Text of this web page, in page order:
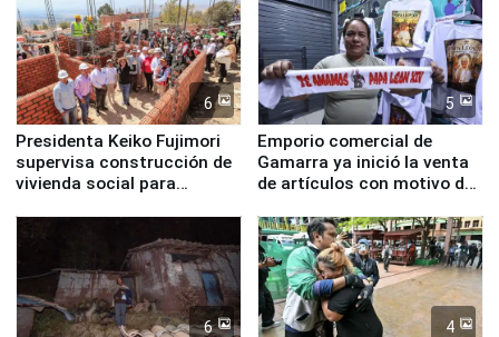
6
Presidenta Keiko Fujimori
supervisa construcción de
vivienda social para
5
Emporio comercial de
Gamarra ya inició la venta
de artículos con motivo de
6 4